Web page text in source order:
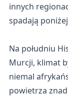
innych
spadają poniżej
Na południu
Murcji, klimat
niemal
powietrza